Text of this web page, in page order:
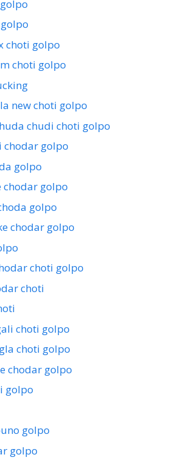
choti golpo
choti golpo
new choti golpo
chudi choti golpo
chodar golpo
golpo
chodar golpo
golpo
chodar golpo
choti golpo
choti
choti golpo
choti golpo
chodar golpo
golpo
golpo
golpo